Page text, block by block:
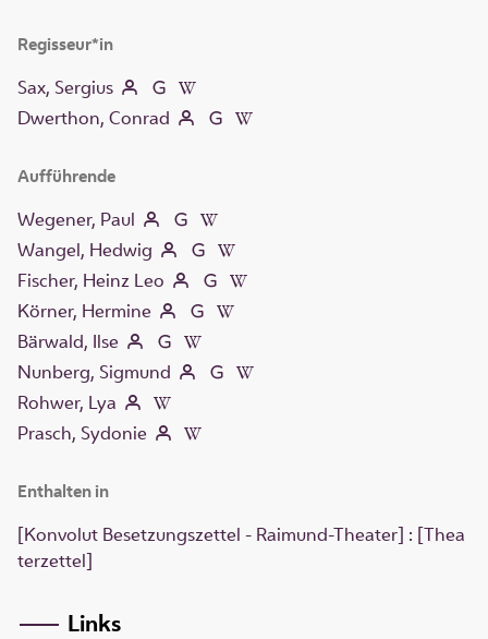
Enthalten in
[Konvolut Besetzungszettel - Raimund-Theater] : [Thea
terzettel]
Regisseur*in
Sax, Sergius
Dwerthon, Conrad
Aufführende
Wegener, Paul
Wangel, Hedwig
Fischer, Heinz Leo
Körner, Hermine
Bärwald, Ilse
Nunberg, Sigmund
Rohwer, Lya
Prasch, Sydonie
Links